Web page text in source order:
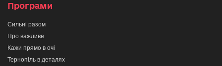
Програми
Сильні разом
Про важливе
Кажи прямо в очі
Тернопіль в деталях